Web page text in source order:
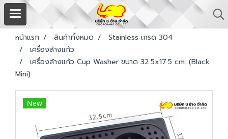
หน้าแรก สินค้าทั้งหมด
Stainless เกรด 304
เครื่องล้างแก้ว
เครื่องล้างแก้ว Cup Washer ขนาด 32.5x17.5 cm. (Black
Mini)
New